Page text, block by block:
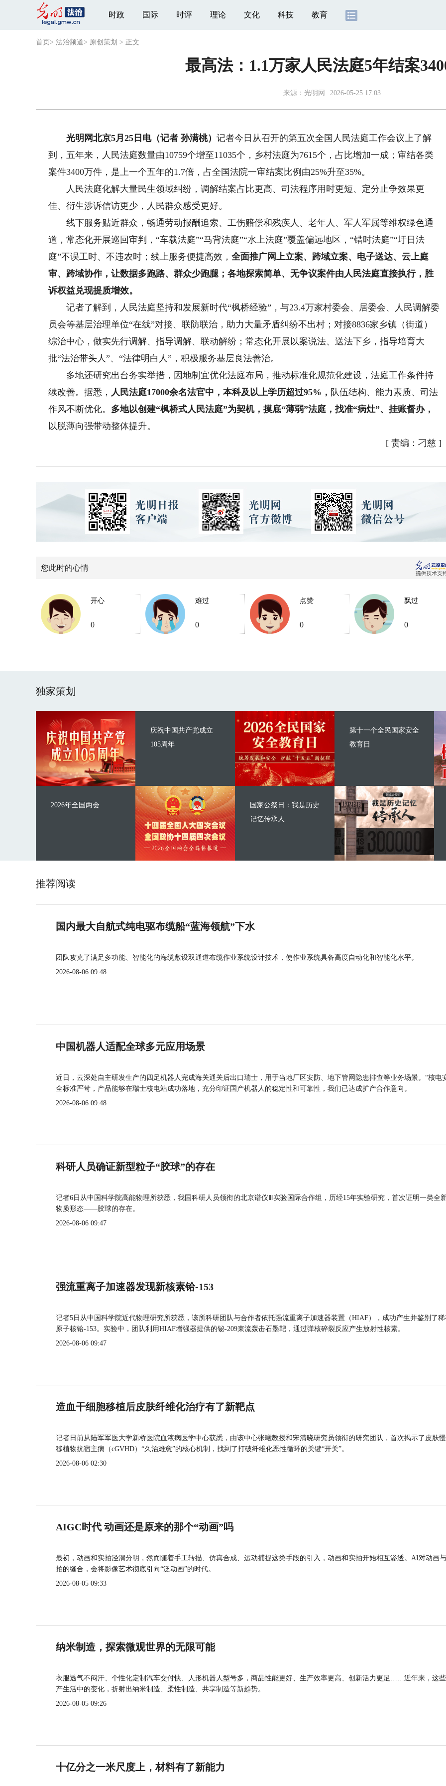
时政 国际 时评 理论 文化 科技 教育
首页 > 法治频道> 原创策划 > 正文
最高法：1.1万家人民法庭5年结案
来源： 光明网 2026-05-25 17:03
光明网北京5月25日电（记者 孙满桃）记者今日从召开的第五次全国人民法庭工作会议上了解
到，五年来，人民法庭数量由10759个增至11035个，乡村法庭为7615个，占比增加一成；审结各类
案件3400万件，是上一个五年的1.7倍，占全国法院一审结案比例由25%升至35%。
人民法庭化解大量民生领域纠纷，调解结案占比更高、司法程序用时更短、定分止争效果更
佳、衍生涉诉信访更少，人民群众感受更好。
线下服务贴近群众，畅通劳动报酬追索、工伤赔偿和残疾人、老年人、军人军属等维权绿色通
道，常态化开展巡回审判，“车载法庭”“马背法庭”“水上法庭”覆盖偏远地区，“错时法庭”“圩日法
庭”不误工时、不违农时；线上服务便捷高效，全面推广网上立案、跨域立案、电子送达、云上庭
审、跨域协作，让数据多跑路、群众少跑腿；各地探索简单、无争议案件由人民法庭直接执行，胜
诉权益兑现提质增效。
记者了解到，人民法庭坚持和发展新时代“枫桥经验”，与23.4万家村委会、居委会、人民调解委
员会等基层治理单位“在线”对接、联防联治，助力大量矛盾纠纷不出村；对接8836家乡镇（街道）
综治中心，做实先行调解、指导调解、联动解纷；常态化开展以案说法、送法下乡，指导培育大
批“法治带头人”、“法律明白人”，积极服务基层良法善治。
多地还研究出台务实举措，因地制宜优化法庭布局，推动标准化规范化建设，法庭工作条件持
续改善。据悉， 人民法庭17000余名法官中，本科及以上学历超过95%， 队伍结构、能力素质、司法
作风不断优化。 多地以创建“枫桥式人民法庭”为契机，摸底“薄弱”法庭，找准“病灶”、挂账督办，
以脱薄向强带动整体提升。
[ 责编：刁慈 ]
您此时的心情
开心
0
难过
0
点赞
0
飘过
0
独家策划
庆祝中国共产党成立
105周年
2026年全国两会
第十一个全民国家安全
教育日
国家公祭日：我是历史
记忆传承人
推荐阅读
国内最大自航式纯电驱布缆船“蓝海领航”下水
团队攻克了满足多功能、智能化的海缆敷设双通道布缆作业系统设计技术，使作业系统具备高度自动化和智能化水平。
2026-08-06 09:48
中国机器人适配全球多元应用场景
近日，云深处自主研发生产的四足机器人完成海关通关后出口瑞士，用于当地厂区安防、地下管网隐患排查等业务场景。“核电
全标准严苛，产品能够在瑞士核电站成功落地，充分印证国产机器人的稳定性和可靠性，我们已达成扩产合作意向。
2026-08-06 09:48
科研人员确证新型粒子“胶球”的存在
记者6日从中国科学院高能物理所获悉，我国科研人员领衔的北京谱仪Ⅲ实验国际合作组，历经15年实验研究，首次证明一类全
物质形态——胶球的存在。
2026-08-06 09:47
强流重离子加速器发现新核素铪-153
记者5日从中国科学院近代物理研究所获悉，该所科研团队与合作者依托强流重离子加速器装置（HIAF），成功产生并鉴别了
原子核铪-153。实验中，团队利用HIAF增强器提供的铋-209束流轰击石墨靶，通过弹核碎裂反应产生放射性核素。
2026-08-06 09:47
造血干细胞移植后皮肤纤维化治疗有了新靶点
记者日前从陆军军医大学新桥医院血液病医学中心获悉，由该中心张曦教授和宋清晓研究员领衔的研究团队，首次揭示了皮肤
移植物抗宿主病（cGVHD）“久治难愈”的核心机制，找到了打破纤维化恶性循环的关键“开关”。
2026-08-06 02:30
AIGC时代 动画还是原来的那个“动画”吗
最初，动画和实拍泾渭分明，然而随着手工转描、仿真合成、运动捕捉这类手段的引入，动画和实拍开始相互渗透。AI对动画
拍的缝合，会将影像艺术彻底引向“泛动画”的时代。
2026-08-05 09:33
纳米制造，探索微观世界的无限可能
衣服透气不闷汗、个性化定制汽车交付快、人形机器人型号多，商品性能更好、生产效率更高、创新活力更足……近年来，这
产生活中的变化，折射出纳米制造、柔性制造、共享制造等新趋势。
2026-08-05 09:26
十亿分之一米尺度上，材料有了新能力